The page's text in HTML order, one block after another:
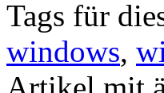
Tags für
windows,